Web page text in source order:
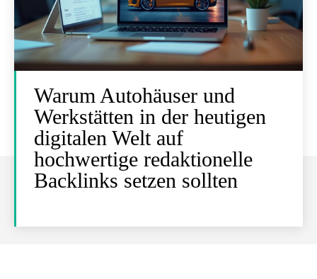
Warum Autohäuser und
Werkstätten in der heutigen
digitalen Welt auf
hochwertige redaktionelle
Backlinks setzen sollten